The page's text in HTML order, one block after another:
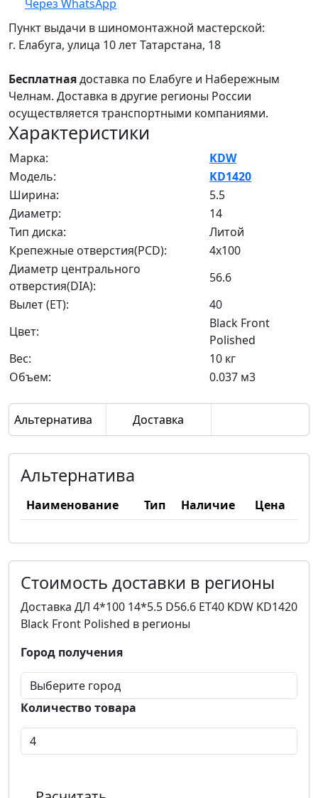
Через WhatsApp
Пункт выдачи в шиномонтажной мастерской:
г. Елабуга, улица 10 лет Татарстана, 18
Бесплатнаядоставка по Елабуге и Набережным
Челнам. Доставка в другие регионы России
осуществляется транспортными компаниями.
Характеристики
Марка:
KDW
Модель:
KD1420
Ширина:
5.5
Диаметр:
14
Тип диска:
Литой
Крепежные отверстия(PCD):
4x100
Диаметр центрального
отверстия(DIA):
56.6
Вылет (ET):
40
Цвет:
Black Front
Polished
Вес:
10 кг
Объем:
0.037 м3
Альтернатива Доставка
Альтернатива
Наименование Тип Наличие Цена
Стоимость доставки в регионы
Доставка ДЛ 4*100 14*5.5 D56.6 ET40 KDW KD1420
Black Front Polished в регионы
Город получения
Количество товара